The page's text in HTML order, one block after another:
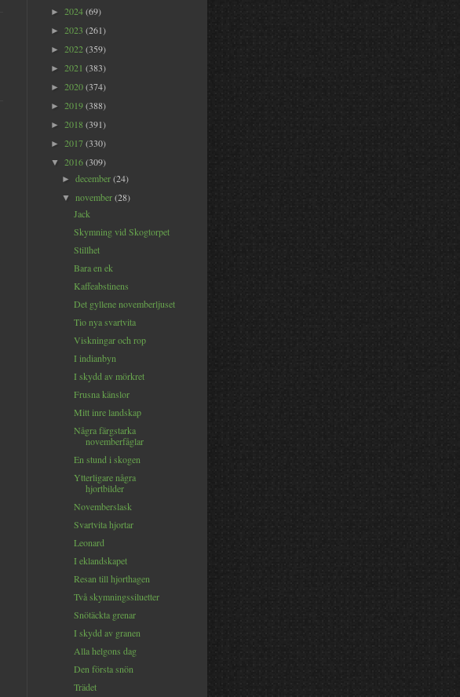
► 2024(69)
► 2023 (261)
► 2022(359)
► 2021 (383)
► 2020(374)
► 2019(388)
► 2018 (391)
► 2017(330)
▼ 2016(309)
►december(24)
▼november(28)
Jack
Skymning vid Skogtorpet
Stillhet
Bara en ek
Kaffeabstinens
Det gyllene novemberljuset
Tio nya svartvita
Viskningar och rop
I indianbyn
I skydd av mörkret
Frusna känslor
Mitt inre landskap
Några färgstarka
novemberfåglar
En stund i skogen
Ytterligare några
hjortbilder
Novemberslask
Svartvita hjortar
Leonard
I eklandskapet
Resan till hjorthagen
Två skymningssiluetter
Snötäckta grenar
I skydd av granen
Alla helgons dag
Den första snön
Trädet